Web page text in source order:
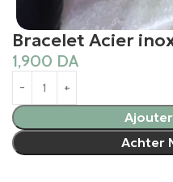
Bracelet Acier
1,900 DA
Achter